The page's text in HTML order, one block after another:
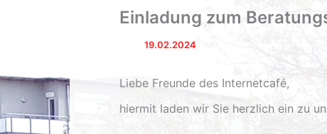
Einladung zum
19.02.2024
Liebe Freunde des Internetcafé,
hiermit laden wir Sie herzlich ein zu